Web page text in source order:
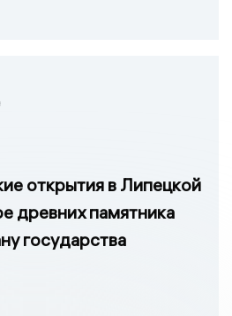
открытия в Липецкой
древних памятника
государства